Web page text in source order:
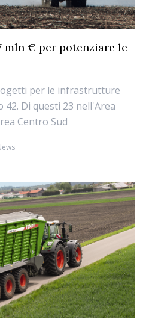
mln € per potenziare le
per le infrastrutture
Di questi 23 nell'Area
Centro Sud